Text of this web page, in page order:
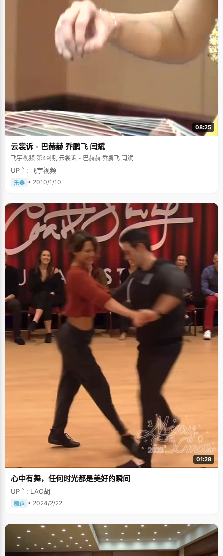
08:25
云裳诉 - 巴赫赫 乔鹏飞 闫斌
飞宇视频 第49期, 云裳诉 - 巴赫赫 乔鹏飞 闫斌
UP主: 飞宇视频
乐器 • 2010/1/10
01:28
心中有舞，任何时光都是美好的瞬间
UP主: LAO胡
舞蹈 • 2024/2/22